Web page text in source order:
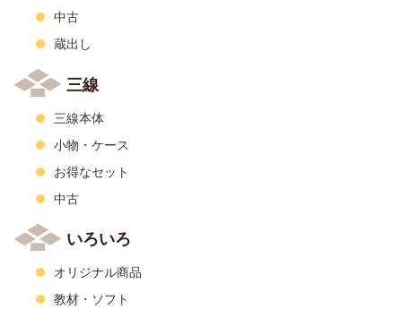
中古
蔵出し
三線
三線本体
小物・ケース
お得なセット
中古
いろいろ
オリジナル商品
教材・ソフト